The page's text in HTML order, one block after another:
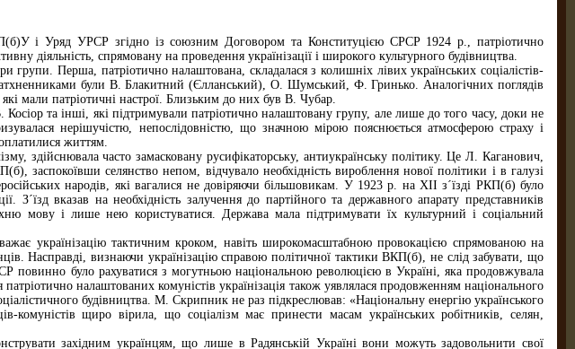
і Уряд УРСР згідно із союзним Договором та Конституцією СРСР 1924 p., патріотично
діяльність, спрямовану на проведення українізації і широкого культурного будівництва.
групи. Перша, патріотично налаштована, складалася з колишніх лівих українських соціалістів-
були В. Блакитний (Єлланський), О. Шумський, Ф. Гринько. Аналогічних поглядів
мали патріотичні настрої. Близьким до них був В. Чубар.
та інші, які підтримували патріотично налаштовану групу, але лише до того часу, доки не
нерішучістю, непослідовністю, що значною мірою пояснюється атмосферою страху і
життям.
здійснювала часто замасковану русифікаторську, антиукраїнську політику. Це Л. Каганович,
заспокоївши селянство непом, відчувало необхідність вироблення нової політики і в галузі
народів, які вагалися не довіряючи більшовикам. У 1923 р. на XII з´їзді РКП(б) було
З´їзд вказав на необхідність залучення до партійного та державного апарату представників
мову і лише нею користуватися. Держава мала підтримувати їх культурний і соціальний
українізацію тактичним кроком, навіть широкомасштабною провокацією спрямованою на
Насправді, визнаючи українізацію справою політичної тактики ВКП(б), не слід забувати, що
повинно було рахуватися з могутньою національною революцією в Україні, яка продовжувала
налаштованих комуністів українізація також уявлялася продовженням національного
будівництва. М. Скрипник не раз підкреслював: «Національну енергію українського
комуністів щиро вірила, що соціалізм має принести масам українських робітників, селян,
західним українцям, що лише в Радянській Україні вони можуть задовольнити свої